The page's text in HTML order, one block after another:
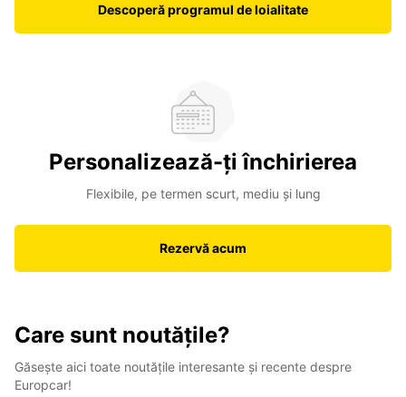
Descoperă programul de loialitate
Personalizează-ți închirierea
Flexibile, pe termen scurt, mediu și lung
Rezervă acum
Care sunt noutățile?
Găsește aici toate noutățile interesante și recente despre
Europcar!